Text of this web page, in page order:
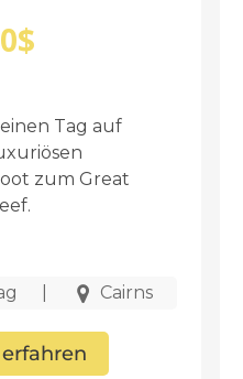
$
Tag auf
zum Great
Cairns